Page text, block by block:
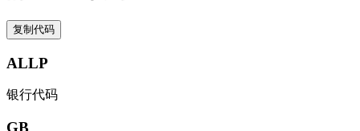
复制代码
ALLP
银行代码
GB